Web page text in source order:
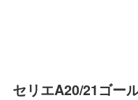
セリエA20/21ゴー